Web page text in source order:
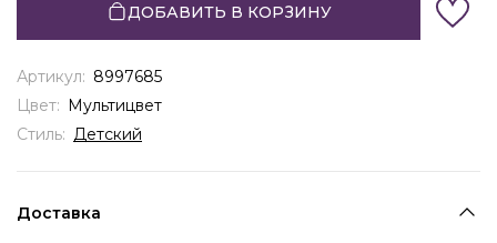
ДОБАВИТЬ В КОРЗИНУ
Артикул: 8997685
Цвет: Мультицвет
Стиль: Детский
Доставка